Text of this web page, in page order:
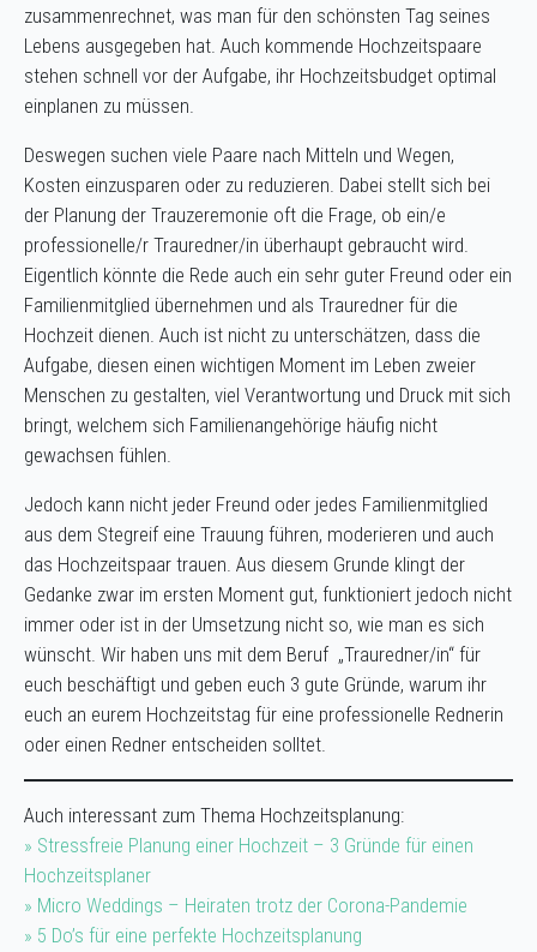
zusammenrechnet, was man für den schönsten Tag seines
Lebens ausgegeben hat. Auch kommende Hochzeitspaare
stehen schnell vor der Aufgabe, ihr Hochzeitsbudget optimal
einplanen zu müssen.
Deswegen suchen viele Paare nach Mitteln und Wegen,
Kosten einzusparen oder zu reduzieren. Dabei stellt sich bei
der Planung der Trauzeremonie oft die Frage, ob ein/e
professionelle/r Trauredner/in überhaupt gebraucht wird.
Eigentlich könnte die Rede auch ein sehr guter Freund oder ein
Familienmitglied übernehmen und als Trauredner für die
Hochzeit dienen. Auch ist nicht zu unterschätzen, dass die
Aufgabe, diesen einen wichtigen Moment im Leben zweier
Menschen zu gestalten, viel Verantwortung und Druck mit sich
bringt, welchem sich Familienangehörige häufig nicht
gewachsen fühlen.
Jedoch kann nicht jeder Freund oder jedes Familienmitglied
aus dem Stegreif eine Trauung führen, moderieren und auch
das Hochzeitspaar trauen. Aus diesem Grunde klingt der
Gedanke zwar im ersten Moment gut, funktioniert jedoch nicht
immer oder ist in der Umsetzung nicht so, wie man es sich
wünscht. Wir haben uns mit dem Beruf „Trauredner/in“ für
euch beschäftigt und geben euch 3 gute Gründe, warum ihr
euch an eurem Hochzeitstag für eine professionelle Rednerin
oder einen Redner entscheiden solltet.
Auch interessant zum Thema Hochzeitsplanung:
» Stressfreie Planung einer Hochzeit – 3 Gründe für einen
Hochzeitsplaner
» Micro Weddings – Heiraten trotz der Corona-Pandemie
» 5 Do’s für eine perfekte Hochzeitsplanung